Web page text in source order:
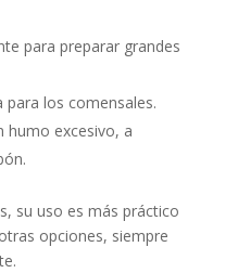
para preparar grandes
para los comensales.
humo excesivo, a
su uso es más práctico
opciones, siempre